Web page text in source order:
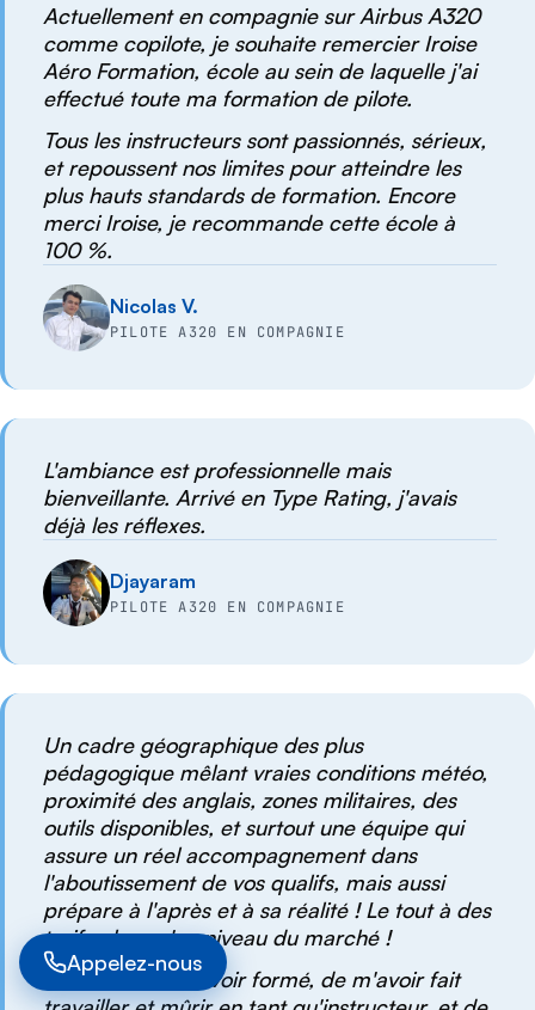
Actuellement en compagnie sur Airbus A320
comme copilote, je souhaite remercier Iroise
Aéro Formation, école au sein de laquelle j'ai
effectué toute ma formation de pilote.
Tous les instructeurs sont passionnés, sérieux,
et repoussent nos limites pour atteindre les
plus hauts standards de formation. Encore
merci Iroise, je recommande cette école à
100 %.
Nicolas V.
PILOTE A320 EN COMPAGNIE
L'ambiance est professionnelle mais
bienveillante. Arrivé en Type Rating, j'avais
déjà les réflexes.
Djayaram
PILOTE A320 EN COMPAGNIE
Un cadre géographique des plus
pédagogique mêlant vraies conditions météo,
proximité des anglais, zones militaires, des
outils disponibles, et surtout une équipe qui
assure un réel accompagnement dans
l'aboutissement de vos qualifs, mais aussi
prépare à l'après et à sa réalité ! Le tout à des
tarifs plus qu'au niveau du marché !
Merci IAF de m'avoir formé, de m'avoir fait
Appelez-nous